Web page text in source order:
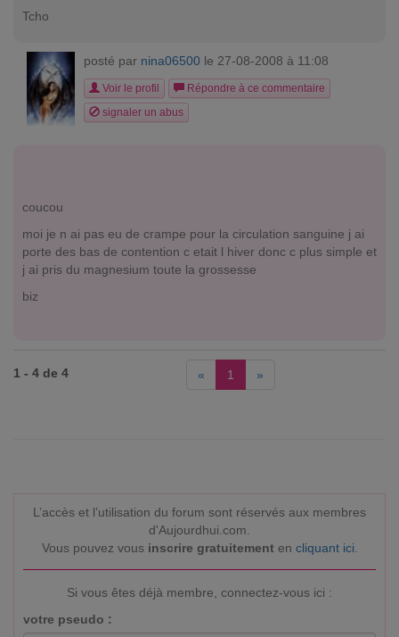
Tcho
posté par nina06500 le 27-08-2008 à 11:08
Voir le profil
Répondre à ce commentaire
signaler un abus
coucou
moi je n ai pas eu de crampe pour la circulation sanguine j ai
porte des bas de contention c etait l hiver donc c plus simple et
j ai pris du magnesium toute la grossesse
biz
1 - 4 de 4 « 1 »
L’accès et l’utilisation du forum sont réservés aux membres
d'Aujourdhui.com.
Vous pouvez vous inscrire gratuitementen cliquant ici
Si vous êtes déjà membre, connectez-vous ici :
votre pseudo :